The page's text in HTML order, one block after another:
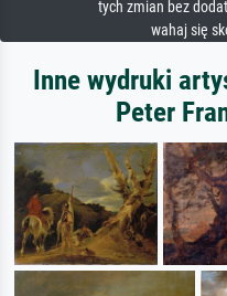
tych zmian bez
wahaj się
Inne wydruki
Peter